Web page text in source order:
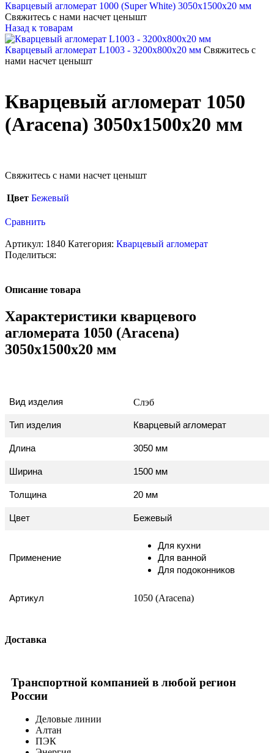
Кварцевый агломерат 1000 (Super White) 3050х1500х20 мм
Свяжитесь с нами насчет ценышт
Назад к товарам
Кварцевый агломерат L1003 - 3200х800х20 мм Свяжитесь с
нами насчет ценышт
Кварцевый агломерат 1050
(Aracena) 3050x1500x20 мм
Свяжитесь с нами насчет ценышт
Цвет Бежевый
Сравнить
Артикул: 1840 Категория: Кварцевый агломерат
Поделиться:
Описание товара
Характеристики кварцевого
агломерата 1050 (Aracena)
3050x1500x20 мм
Вид изделия Слэб
Тип изделия Кварцевый агломерат
Длина 3050 мм
Ширина 1500 мм
Толщина 20 мм
Цвет Бежевый
Применение
Для кухни
Для ванной
Для подоконников
Артикул 1050 (Aracena)
Доставка
Транспортной компанией в любой регион
России
Деловые линии
Алтан
ПЭК